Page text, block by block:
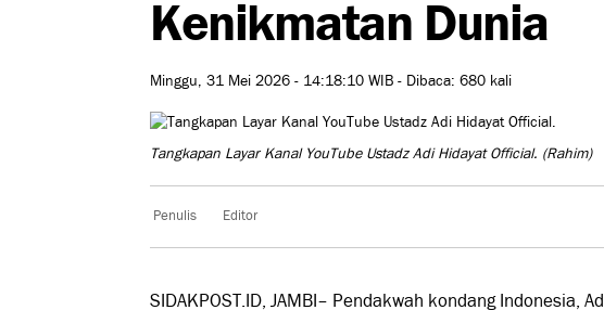
Kenikmatan Dunia
Minggu, 31 Mei 2026 - 14:18:10 WIB - Dibaca: 680 kali
Tangkapan Layar Kanal YouTube Ustadz Adi Hidayat Official. (Rahim)
Penulis Editor
SIDAKPOST.ID, JAMBI– Pendakwah kondang Indonesia,